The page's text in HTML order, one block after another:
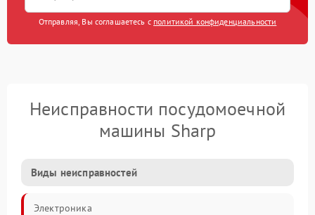
Отправляя, Вы соглашаетесь с политикой конфиденциальности
Неисправности посудомоечной
машины Sharp
Виды неисправностей
Электроника